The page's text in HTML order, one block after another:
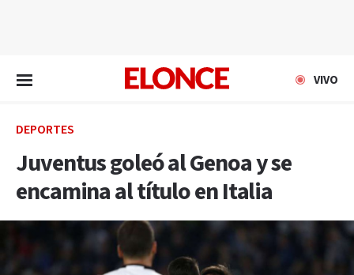
VIVO
DEPORTES
Juventus goleó al Genoa y se
encamina al título en Italia